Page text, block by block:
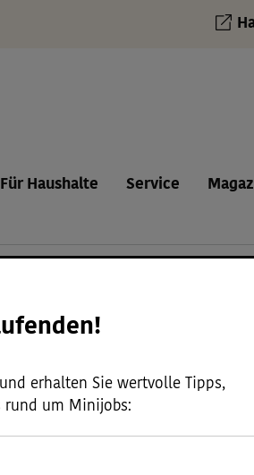
Für Haushalte Service
erhalten Sie wertvolle Tipps,
rund um Minijobs: